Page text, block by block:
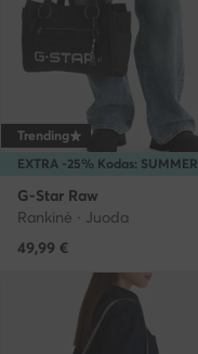
EXTRA -25% Kodas: SUMMER
Trending
G-Star Raw
Rankinė · Juoda
49,99 €